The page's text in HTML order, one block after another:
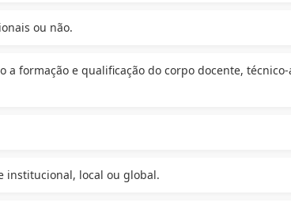
ou não.
formação e qualificação do corpo docente,
institucional, local ou global.